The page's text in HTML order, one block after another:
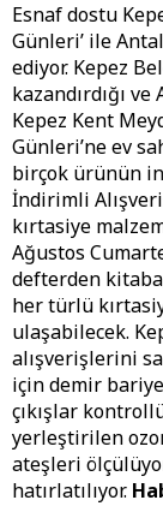
Esnaf dostu
Günleri’ ile
ediyor. Kepez
kazandırdığı
Kepez Kent
Günleri’ne ev
birçok ürünün
İndirimli
kırtasiye
Ağustos
defterden
her türlü
ulaşabilecek.
alışverişlerini
için demir
çıkışlar
yerleştirilen
ateşleri
hatırlatılıyor.